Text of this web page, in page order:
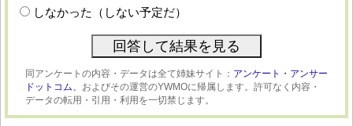
しなかった（しない予定だ）
同アンケートの内容・データは全て姉妹サイト： アンケート・アンサー
ドットコム、 およびその運営のYWMOに帰属します。許可なく内容・
データの転用・引用・利用を一切禁じます。